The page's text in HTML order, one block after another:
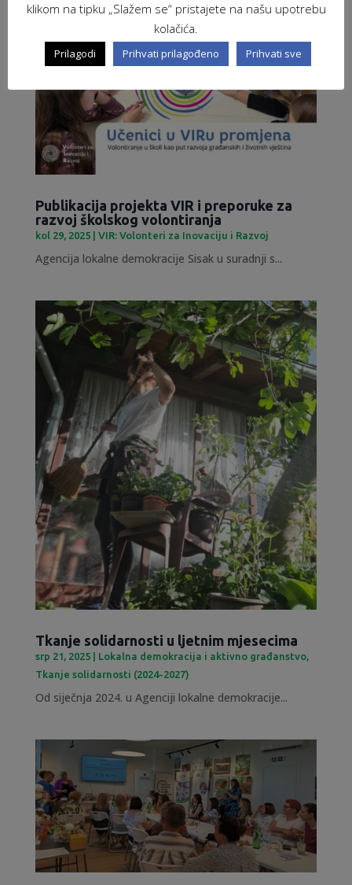
Publikacija projekta VIR i preporuke za
razvoj školskog volontiranja
kol 29, 2025| VIR: Volonteri za Inovaciju i Razvoj
Agencija lokalne demokracije Sisak u suradnji s...
Tkanje solidarnosti u ljetnim mjesecima
srp 21, 2025| Lokalna demokracija i aktivno građanstvo,
Tkanje solidarnosti (2024-2027)
Od siječnja 2024. u Agenciji lokalne demokracije...
klikom na tipku „Slažem se“ pristajete na našu upotrebu
kolačića.
Prilagodi Prihvati prilagođeno Prihvati sve